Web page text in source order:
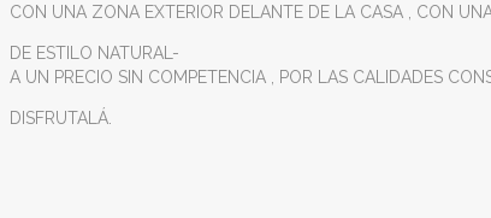
CON UNA ZONA EXTERIOR DELANTE DE LA CASA , CON
DE ESTILO NATURAL-
A UN PRECIO SIN COMPETENCIA , POR LAS CALIDADES
DISFRUTALÁ.